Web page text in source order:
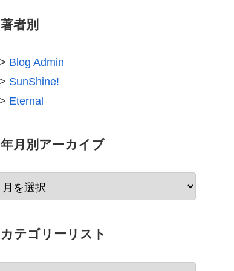
著者別
Blog Admin
SunShine!
Eternal
年月別アーカイブ
カテゴリーリスト